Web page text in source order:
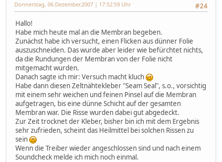
#24
Donnerstag, 06.Dezember.2007 | 17:52:59 Uhr
Hallo!
Habe mich heute mal an die Membran begeben.
Zunächst habe ich versucht, einen Flicken aus dünner Folie
auszuschneiden. Das wurde aber leider wie befürchtet nichts,
da die Rundungen der Membran von der Folie nicht
mitgemacht wurden.
Danach sagte ich mir: Versuch macht kluch
Habe dann diesen Zeltnähtekleber "Seam Seal", s.o., vorsichtig
mit einem sehr weichen und feinen Pinsel auf die Membran
aufgetragen, bis eine dünne Schicht auf der gesamten
Membran war. Die Risse wurden dabei gut abgedeckt.
Zur Zeit trocknet der Kleber, bisher bin ich mit dem Ergebnis
sehr zufrieden, scheint das Heilmittel bei solchen Rissen zu
sein
Wenn die Treiber wieder angeschlossen sind und nach einem
Soundcheck melde ich mich noch einmal.